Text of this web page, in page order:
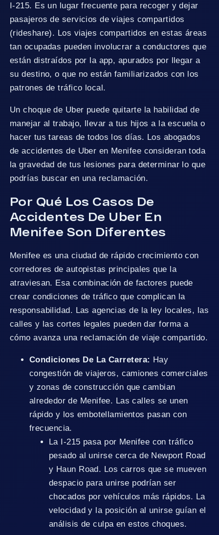
I-215. Es un lugar frecuente para recoger y dejar
pasajeros de servicios de viajes compartidos
(rideshare). Los viajes compartidos en estas áreas
tan ocupadas pueden involucrar a conductores que
están distraídos por la app, apurados por llegar a
su destino, o que no están familiarizados con los
patrones de tráfico local.
Un choque de Uber puede quitarte la habilidad de
manejar al trabajo, llevar a tus hijos a la escuela o
hacer tus tareas de todos los días. Los abogados
de accidentes de Uber en Menifee consideran toda
la gravedad de tus lesiones para determinar lo que
podrías buscar en una reclamación.
Por Qué Los Casos De
Accidentes De Uber En
Menifee Son Diferentes
Menifee es una ciudad de rápido crecimiento con
corredores de autopistas principales que la
atraviesan. Esa combinación de factores puede
crear condiciones de tráfico que complican la
responsabilidad. Las agencias de la ley locales, las
calles y las cortes legales pueden dar forma a
cómo avanza una reclamación de viaje compartido.
Condiciones De La Carretera: Hay
congestión de viajeros, camiones comerciales
y zonas de construcción que cambian
alrededor de Menifee. Las calles se unen
rápido y los embotellamientos pasan con
frecuencia.
La I-215 pasa por Menifee con tráfico
pesado al unirse cerca de Newport Road
y Haun Road. Los carros que se mueven
despacio para unirse podrían ser
chocados por vehículos más rápidos. La
velocidad y la posición al unirse guían el
análisis de culpa en estos choques.